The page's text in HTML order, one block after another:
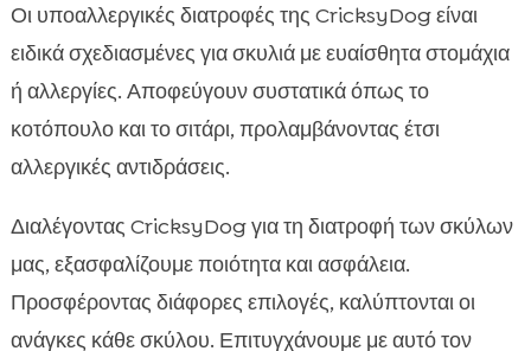
Οι υποαλλεργικές διατροφές της CricksyDog είναι
ειδικά σχεδιασμένες για σκυλιά με ευαίσθητα στομάχια
ή αλλεργίες. Αποφεύγουν συστατικά όπως το
κοτόπουλο και το σιτάρι, προλαμβάνοντας έτσι
αλλεργικές αντιδράσεις.
Διαλέγοντας CricksyDog για τη διατροφή των σκύλων
μας, εξασφαλίζουμε ποιότητα και ασφάλεια.
Προσφέροντας διάφορες επιλογές, καλύπτονται οι
ανάγκες κάθε σκύλου. Επιτυγχάνουμε με αυτό τον